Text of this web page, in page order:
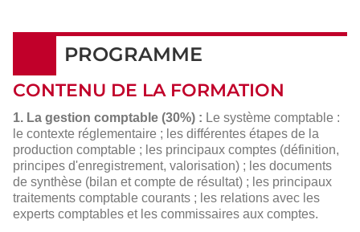
PROGRAMME
CONTENU DE LA FORMATION
1. La gestion comptable (30%) : Le système comptable :
le contexte réglementaire ; les différentes étapes de la
production comptable ; les principaux comptes (définition,
principes d'enregistrement, valorisation) ; les documents
de synthèse (bilan et compte de résultat) ; les principaux
traitements comptable courants ; les relations avec les
experts comptables et les commissaires aux comptes.